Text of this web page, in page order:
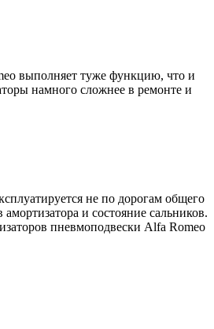
выполняет туже функцию, что и
намного сложнее в ремонте и
не по дорогам общего
и состояние сальников.
пневмоподвески Alfa Romeo